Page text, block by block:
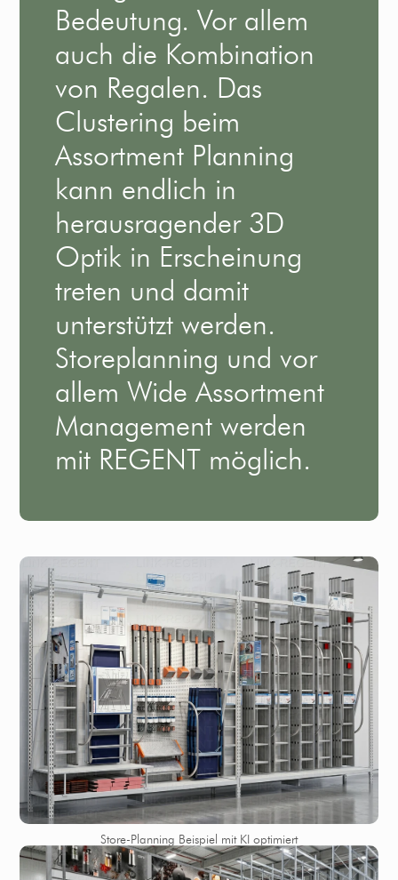
Bedeutung. Vor allem
auch die Kombination
von Regalen. Das
Clustering beim
Assortment Planning
kann endlich in
herausragender 3D
Optik in Erscheinung
treten und damit
unterstützt werden.
Storeplanning und vor
allem Wide Assortment
Management werden
mit REGENT möglich.
Store-Planning Beispiel mit KI optimiert